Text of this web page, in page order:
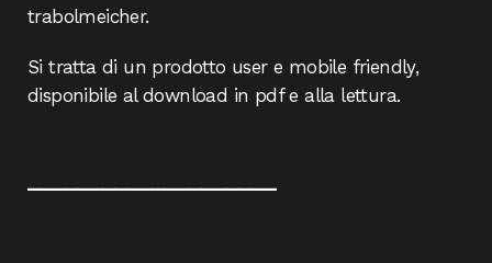
trabolmeicher.
Si tratta di un prodotto user e mobile friendly,
disponibile al download in pdf e alla lettura.